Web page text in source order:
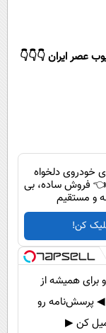
عصر ایران 👇👇👇
خودروی دلخواه
👈 فروش ساده، بی
و مستقیم
کن!
برای همیشه از
◀ پرسش‌نامه رو
کن ▶